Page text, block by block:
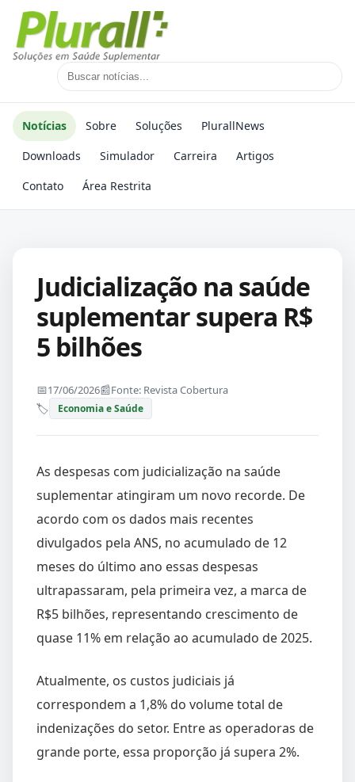
Notícias Sobre Soluções
PlurallNews
Downloads
Simulador Carreira
Artigos
Contato
Área Restrita
Judicialização na saúde
suplementar supera R$
5 bilhões
17/06/2026 Fonte: Revista Cobertura
Economia e Saúde
As despesas com judicialização na saúde
suplementar atingiram um novo recorde. De
acordo com os dados mais recentes
divulgados pela ANS, no acumulado de 12
meses do último ano essas despesas
ultrapassaram, pela primeira vez, a marca de
R$5 bilhões, representando crescimento de
quase 11% em relação ao acumulado de 2025.
Atualmente, os custos judiciais já
correspondem a 1,8% do volume total de
indenizações do setor. Entre as operadoras de
grande porte, essa proporção já supera 2%.